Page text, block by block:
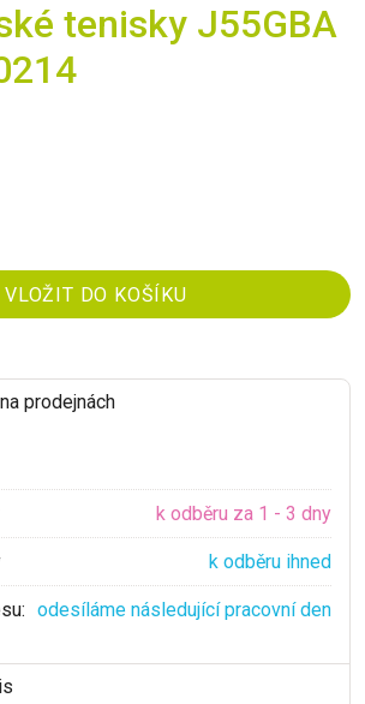
tenisky J55GBA
prodejnách
k odběru za 1 - 3 dny
k odběru ihned
odesíláme následující pracovní den